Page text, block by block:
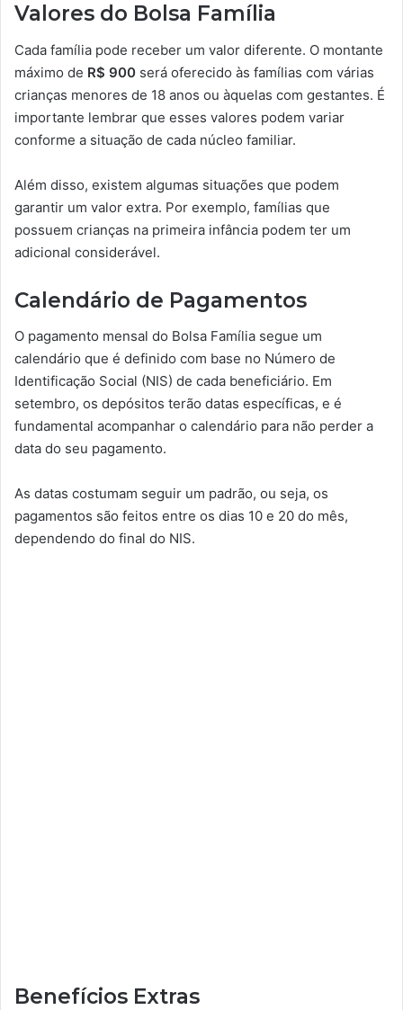
Valores do Bolsa Família
Cada família pode receber um valor diferente. O montante
máximo de R$ 900 será oferecido às famílias com várias
crianças menores de 18 anos ou àquelas com gestantes. É
importante lembrar que esses valores podem variar
conforme a situação de cada núcleo familiar.
Além disso, existem algumas situações que podem
garantir um valor extra. Por exemplo, famílias que
possuem crianças na primeira infância podem ter um
adicional considerável.
Calendário de Pagamentos
O pagamento mensal do Bolsa Família segue um
calendário que é definido com base no Número de
Identificação Social (NIS) de cada beneficiário. Em
setembro, os depósitos terão datas específicas, e é
fundamental acompanhar o calendário para não perder a
data do seu pagamento.
As datas costumam seguir um padrão, ou seja, os
pagamentos são feitos entre os dias 10 e 20 do mês,
dependendo do final do NIS.
Benefícios Extras